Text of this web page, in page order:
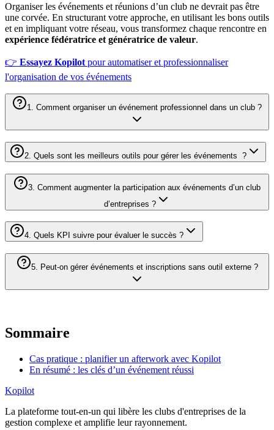
Organiser les événements et réunions d’un club ne devrait pas être
une corvée. En structurant votre approche, en utilisant les bons outils
et en impliquant votre réseau, vous transformez chaque rencontre en
expérience fédératrice et génératrice de valeur.
👉 Essayez Kopilot pour automatiser et professionnaliser
l'organisation de vos événements
1. Comment organiser un événement professionnel dans un club ?
2. Quels sont les meilleurs outils pour gérer les événements ?
3. Comment augmenter la participation aux événements d’un club
d’entreprises ?
4. Quels KPI suivre pour évaluer le succès ?
5. Peut-on gérer événements et inscriptions sans outil externe ?
Sommaire
Cas pratique : planifier un afterwork avec Kopilot
En résumé : les clés d’un événement réussi
Kopilot
La plateforme tout-en-un qui libère les clubs d'entreprises de la
gestion complexe et amplifie leur rayonnement.